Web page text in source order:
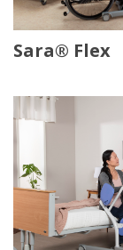
Sara® Flex